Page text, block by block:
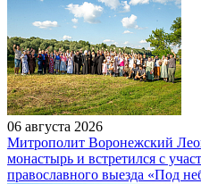
06 августа 2026
Митрополит Воронежский
монастырь и встретился с
православного выезда «Под